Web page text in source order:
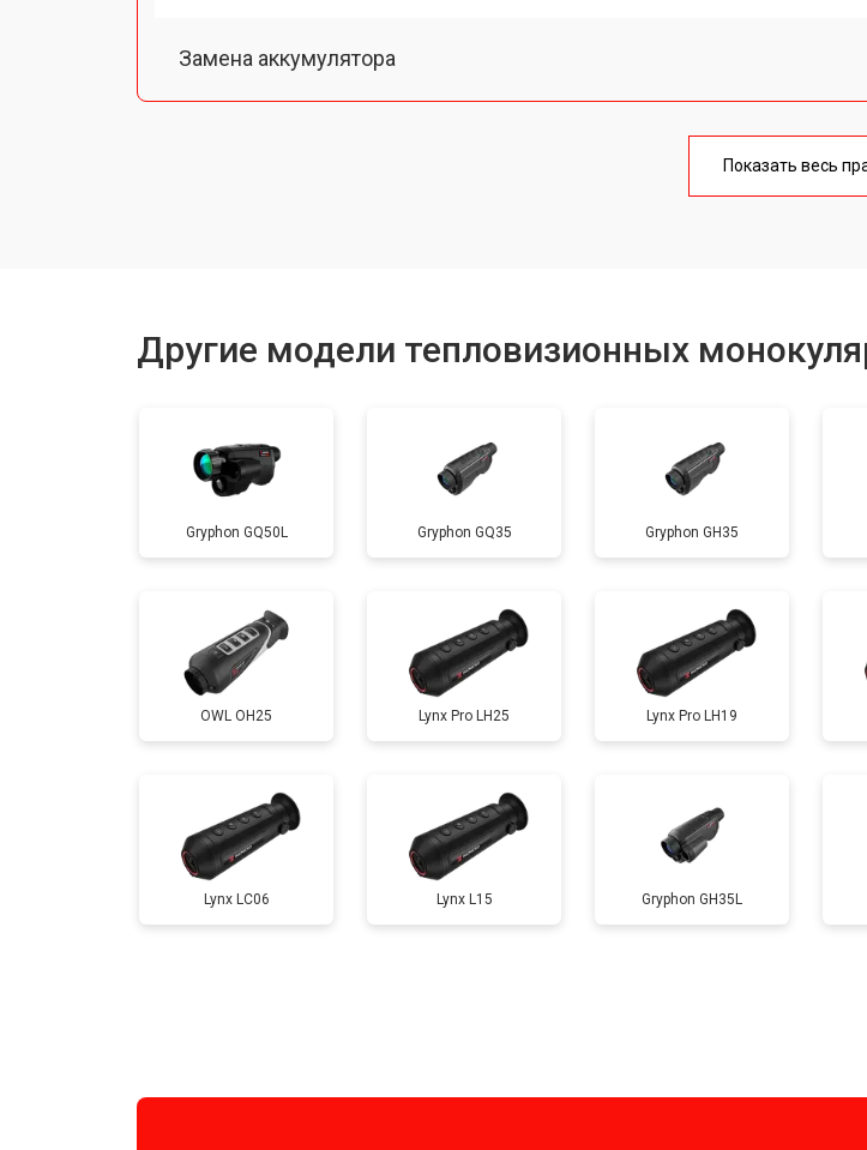
Замена аккумулятора
Показать весь
Другие модели тепловизионных
Gryphon GQ50L Gryphon GQ35 Gryphon GH35
OWL OH25 Lynx Pro LH25 Lynx Pro LH19
Lynx LC06 Lynx L15 Gryphon GH35L